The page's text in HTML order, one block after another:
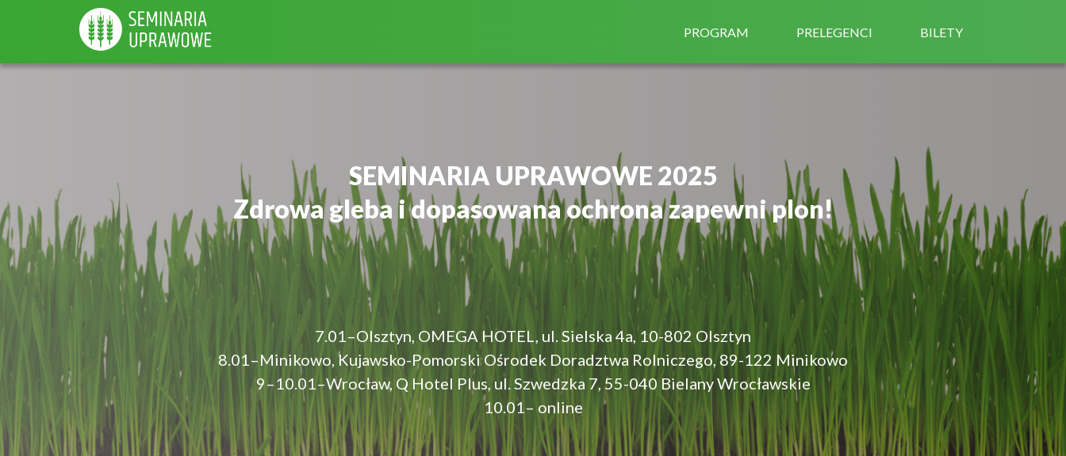
PROGRAM PRELEGENCI BILETY
SEMINARIA UPRAWOWE 2025
Zdrowa gleba i dopasowana ochrona zapewni plon!
7.01–Olsztyn, OMEGA HOTEL, ul. Sielska 4a, 10-802 Olsztyn
8.01–Minikowo, Kujawsko-Pomorski Ośrodek Doradztwa Rolniczego, 89-122 Minikowo
9–10.01–Wrocław, Q Hotel Plus, ul. Szwedzka 7, 55-040 Bielany Wrocławskie
10.01– online